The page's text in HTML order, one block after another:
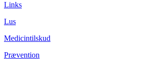
Links
Lus
Medicintilskud
Prævention